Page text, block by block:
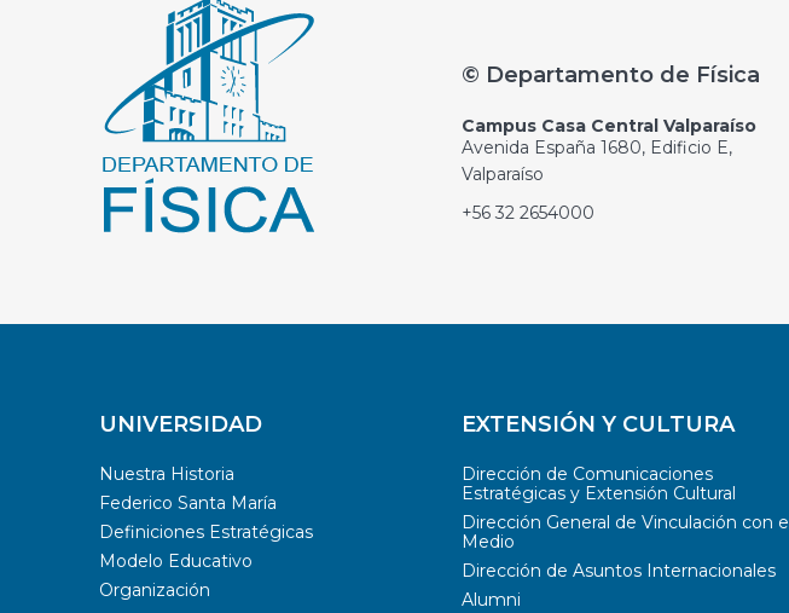
© Departamento de Física
Campus Casa Central Valparaíso
Avenida España 1680, Edificio E,
Valparaíso
+56 32 2654000
UNIVERSIDAD
Nuestra Historia
Federico Santa María
Definiciones Estratégicas
Modelo Educativo
Organización
EXTENSIÓN Y CULTURA
Dirección de Comunicaciones
Estratégicas y Extensión Cultural
Dirección General de Vinculación con el
Medio
Dirección de Asuntos Internacionales
Alumni